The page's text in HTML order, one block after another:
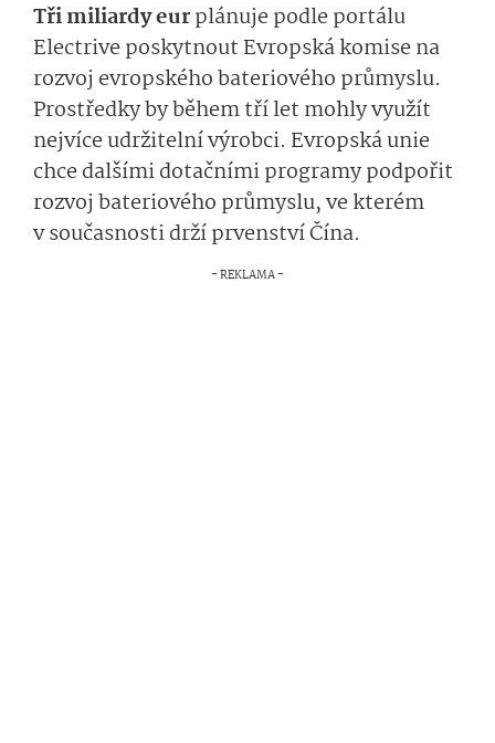
Tři miliardy eurplánuje podle portálu
Electrive poskytnout Evropská komise na
rozvoj evropského bateriového průmyslu.
Prostředky by během tří let mohly využít
nejvíce udržitelní výrobci. Evropská unie
chce dalšími dotačními programy podpořit
rozvoj bateriového průmyslu, ve kterém
v současnosti drží prvenství Čína.